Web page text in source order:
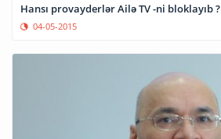
Hansı provayderlər Ailə TV -ni bloklayıb ?
04-05-2015